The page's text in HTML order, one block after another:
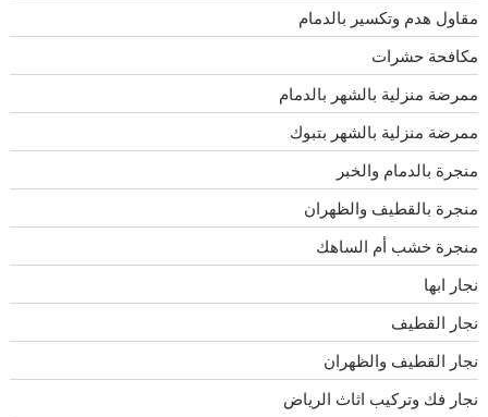
مقاول هدم وتكسير بالدمام
مكافحة حشرات
ممرضة منزلية بالشهر بالدمام
ممرضة منزلية بالشهر بتبوك
منجرة بالدمام والخبر
منجرة بالقطيف والظهران
منجرة خشب أم الساهك
نجار ابها
نجار القطيف
نجار القطيف والظهران
نجار فك وتركيب اثاث الرياض